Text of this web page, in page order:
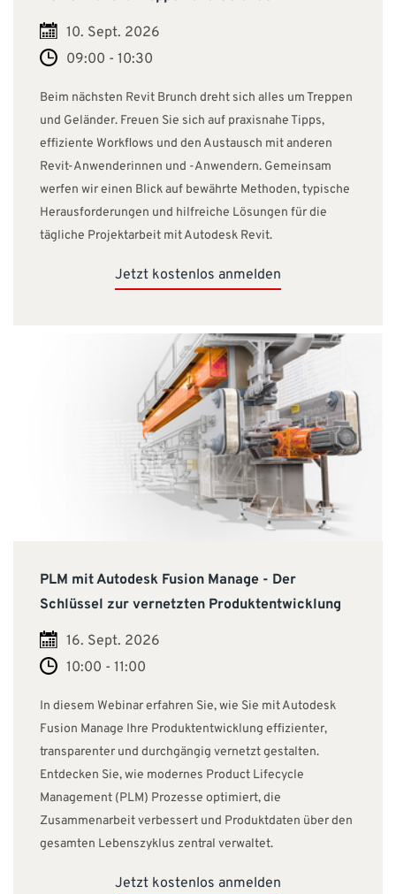
10. Sept. 2026
09:00 - 10:30
Beim nächsten Revit Brunch dreht sich alles um Treppen
und Geländer. Freuen Sie sich auf praxisnahe Tipps,
effiziente Workflows und den Austausch mit anderen
Revit-Anwenderinnen und -Anwendern. Gemeinsam
werfen wir einen Blick auf bewährte Methoden, typische
Herausforderungen und hilfreiche Lösungen für die
tägliche Projektarbeit mit Autodesk Revit.
Jetzt kostenlos anmelden
PLM mit Autodesk Fusion Manage - Der
Schlüssel zur vernetzten Produktentwicklung
16. Sept. 2026
10:00 - 11:00
In diesem Webinar erfahren Sie, wie Sie mit Autodesk
Fusion Manage Ihre Produktentwicklung effizienter,
transparenter und durchgängig vernetzt gestalten.
Entdecken Sie, wie modernes Product Lifecycle
Management (PLM) Prozesse optimiert, die
Zusammenarbeit verbessert und Produktdaten über den
gesamten Lebenszyklus zentral verwaltet.
Jetzt kostenlos anmelden